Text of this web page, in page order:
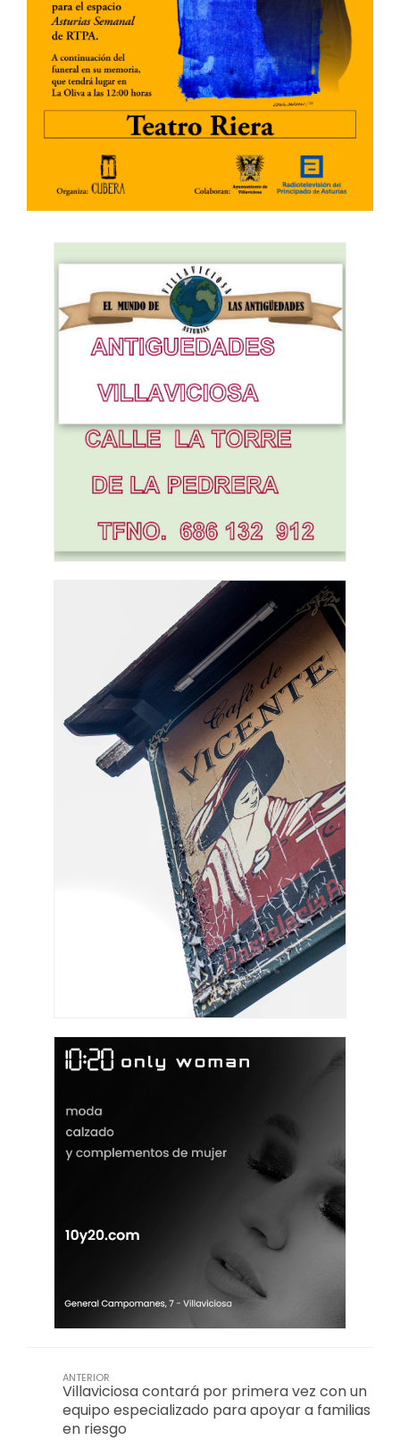
ANTERIOR
Villaviciosa contará por primera vez con un
equipo especializado para apoyar a familias
en riesgo